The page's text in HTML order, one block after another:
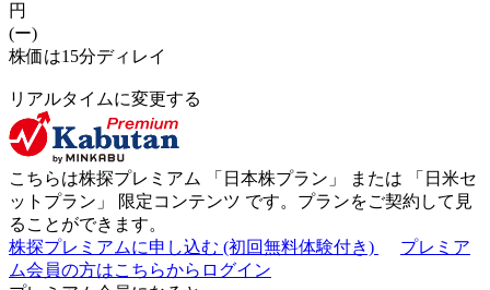
円
(ー)
株価は15分ディレイ
リアルタイムに変更する
こちらは株探プレミアム 「 日本株プラン 」 または 「 日米セ
ットプラン 」 限定コンテンツ です。プランをご契約して見
ることができます。
株探プレミアムに申し込む (初回無料体験付き)
プレミア
ム会員の方はこちらからログイン